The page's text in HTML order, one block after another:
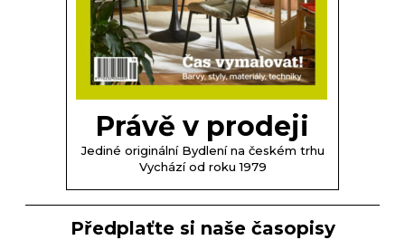
Právě v prodeji
Jediné originální Bydlení na českém trhu
Vychází od roku 1979
Předplaťte si naše časopisy